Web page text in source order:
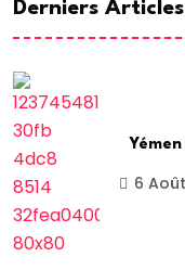
Derniers Articles
6